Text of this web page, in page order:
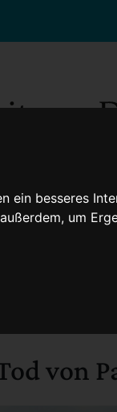
besseres
um
von